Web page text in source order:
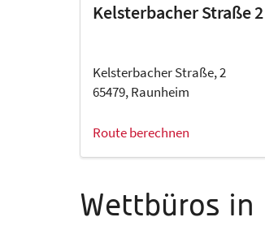
Kelsterbacher Straße 2
Kelsterbacher Straße, 2
65479, Raunheim
Route berechnen
Wettbüros in